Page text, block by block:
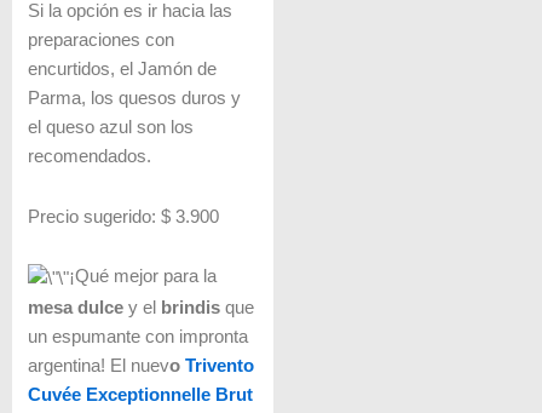
Si la opción es ir hacia las
preparaciones con
encurtidos, el Jamón de
Parma, los quesos duros y
el queso azul son los
recomendados.
Precio sugerido: $ 3.900
¡Qué mejor para la
mesa dulce y el brindis que
un espumante con impronta
argentina! El nuevo Trivento
Cuvée Exceptionnelle Brut